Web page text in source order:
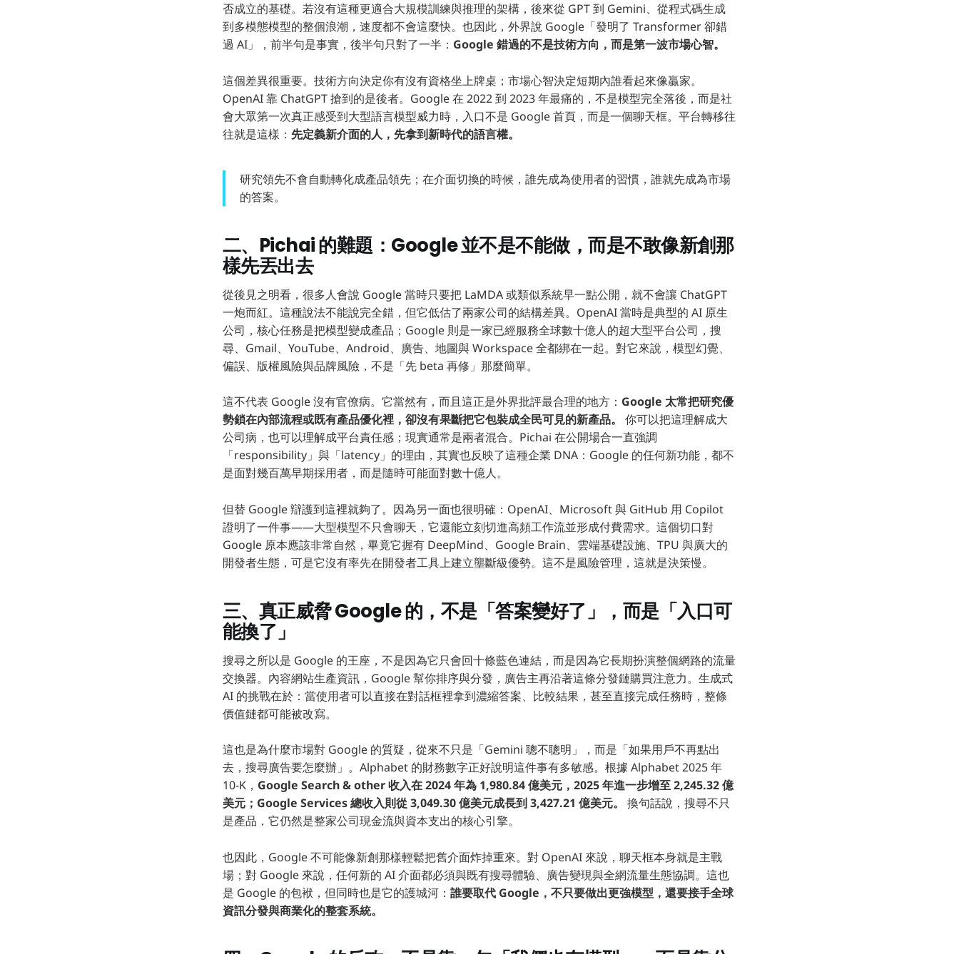
否成立的基礎。若沒有這種更適合大規模訓練與推理的架構，後來從 GPT 到 Gemini、從程式碼生成
到多模態模型的整個浪潮，速度都不會這麼快。也因此，外界說 Google「發明了 Transformer 卻錯
過 AI」，前半句是事實，後半句只對了一半： Google 錯過的不是技術方向，而是第一波市場心智。
這個差異很重要。技術方向決定你有沒有資格坐上牌桌；市場心智決定短期內誰看起來像贏家。
OpenAI 靠 ChatGPT 搶到的是後者。Google 在 2022 到 2023 年最痛的，不是模型完全落後，而是社
會大眾第一次真正感受到大型語言模型威力時，入口不是 Google 首頁，而是一個聊天框。平台轉移往
往就是這樣： 先定義新介面的人，先拿到新時代的語言權。
研究領先不會自動轉化成產品領先；在介面切換的時候，誰先成為使用者的習慣，誰就先成為市場
的答案。
二、Pichai 的難題：Google 並不是不能做，而是不敢像新創那
樣先丟出去
從後見之明看，很多人會說 Google 當時只要把 LaMDA 或類似系統早一點公開，就不會讓 ChatGPT
一炮而紅。這種說法不能說完全錯，但它低估了兩家公司的結構差異。OpenAI 當時是典型的 AI 原生
公司，核心任務是把模型變成產品；Google 則是一家已經服務全球數十億人的超大型平台公司，搜
尋、Gmail、YouTube、Android、廣告、地圖與 Workspace 全都綁在一起。對它來說，模型幻覺、
偏誤、版權風險與品牌風險，不是「先 beta 再修」那麼簡單。
這不代表 Google 沒有官僚病。它當然有，而且這正是外界批評最合理的地方： Google 太常把研究優
勢鎖在內部流程或既有產品優化裡，卻沒有果斷把它包裝成全民可見的新產品。
你可以把這理解成大
公司病，也可以理解成平台責任感；現實通常是兩者混合。Pichai 在公開場合一直強調
「responsibility」與「latency」的理由，其實也反映了這種企業 DNA：Google 的任何新功能，都不
是面對幾百萬早期採用者，而是隨時可能面對數十億人。
但替 Google 辯護到這裡就夠了。因為另一面也很明確：OpenAI、Microsoft 與 GitHub 用 Copilot
證明了一件事——大型模型不只會聊天，它還能立刻切進高頻工作流並形成付費需求。這個切口對
Google 原本應該非常自然，畢竟它握有 DeepMind、Google Brain、雲端基礎設施、TPU 與廣大的
開發者生態，可是它沒有率先在開發者工具上建立壟斷級優勢。這不是風險管理，這就是決策慢。
三、真正威脅 Google 的，不是「答案變好了」，而是「入口可
能換了」
搜尋之所以是 Google 的王座，不是因為它只會回十條藍色連結，而是因為它長期扮演整個網路的流量
交換器。內容網站生產資訊，Google 幫你排序與分發，廣告主再沿著這條分發鏈購買注意力。生成式
AI 的挑戰在於：當使用者可以直接在對話框裡拿到濃縮答案、比較結果，甚至直接完成任務時，整條
價值鏈都可能被改寫。
這也是為什麼市場對 Google 的質疑，從來不只是「Gemini 聰不聰明」，而是「如果用戶不再點出
去，搜尋廣告要怎麼辦」。Alphabet 的財務數字正好說明這件事有多敏感。根據 Alphabet 2025 年
10-K， Google Search & other 收入在 2024 年為 1,980.84 億美元，2025 年進一步增至 2,245.32 億
美元；Google Services 總收入則從 3,049.30 億美元成長到 3,427.21 億美元。
換句話說，搜尋不只
是產品，它仍然是整家公司現金流與資本支出的核心引擎。
也因此，Google 不可能像新創那樣輕鬆把舊介面炸掉重來。對 OpenAI 來說，聊天框本身就是主戰
場；對 Google 來說，任何新的 AI 介面都必須與既有搜尋體驗、廣告變現與全網流量生態協調。這也
是 Google 的包袱，但同時也是它的護城河： 誰要取代 Google，不只要做出更強模型，還要接手全球
資訊分發與商業化的整套系統。